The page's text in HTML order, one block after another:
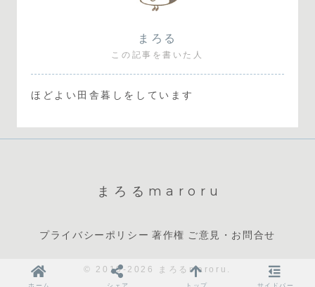
まろる
この記事を書いた人
ほどよい田舎暮しをしています
まろるmaroru
プライバシーポリシー 著作権 ご意見・お問合せ
© 2019-2026 まろるmaroru.
ホーム シェア トップ サイドバー